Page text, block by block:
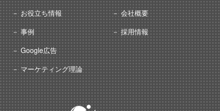
お役立ち情報
事例
Google広告
マーケティング理論
会社概要
採用情報